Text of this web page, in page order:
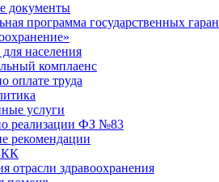
документы
программа государственных
населения
комплаенс
оплате труда
услуги
реализации ФЗ №83
рекомендации
отрасли здравоохранения